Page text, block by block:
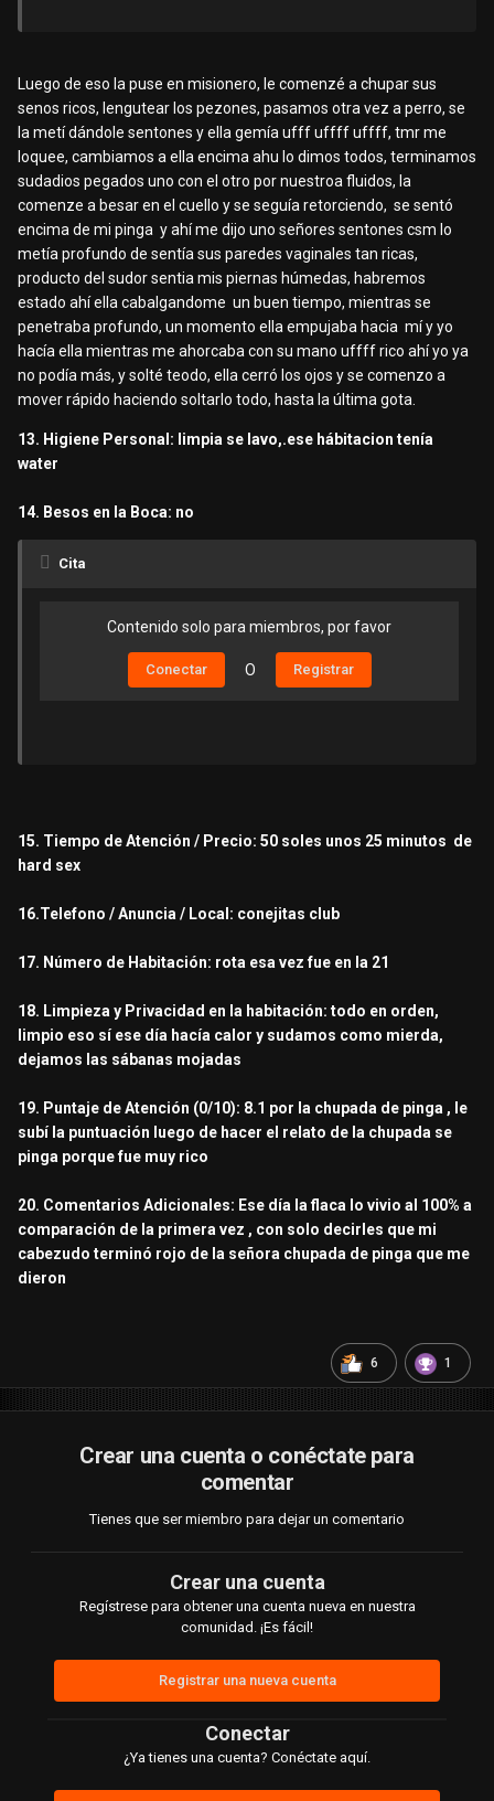
Luego de eso la puse en misionero, le comenzé a chupar sus
senos ricos, lengutear los pezones, pasamos otra vez a perro, se
la metí dándole sentones y ella gemía ufff uffff uffff, tmr me
loquee, cambiamos a ella encima ahu lo dimos todos, terminamos
sudadios pegados uno con el otro por nuestroa fluidos, la
comenze a besar en el cuello y se seguía retorciendo, se sentó
encima de mi pinga y ahí me dijo uno señores sentones csm lo
metía profundo de sentía sus paredes vaginales tan ricas,
producto del sudor sentia mis piernas húmedas, habremos
estado ahí ella cabalgandome un buen tiempo, mientras se
penetraba profundo, un momento ella empujaba hacia mí y yo
hacía ella mientras me ahorcaba con su mano uffff rico ahí yo ya
no podía más, y solté teodo, ella cerró los ojos y se comenzo a
mover rápido haciendo soltarlo todo, hasta la última gota.
13. Higiene Personal: limpia se lavo,.ese hábitacion tenía
water
14. Besos en la Boca: no
Cita
Contenido solo para miembros, por favor
Conectar O Registrar
15. Tiempo de Atención / Precio: 50 soles unos 25 minutos de
hard sex
16.Telefono / Anuncia / Local: conejitas club
17. Número de Habitación: rota esa vez fue en la 21
18. Limpieza y Privacidad en la habitación: todo en orden,
limpio eso sí ese día hacía calor y sudamos como mierda,
dejamos las sábanas mojadas
19. Puntaje de Atención (0/10): 8.1 por la chupada de pinga , le
subí la puntuación luego de hacer el relato de la chupada se
pinga porque fue muy rico
20. Comentarios Adicionales: Ese día la flaca lo vivio al 100% a
comparación de la primera vez , con solo decirles que mi
cabezudo terminó rojo de la señora chupada de pinga que me
dieron
6 1
Crear una cuenta o conéctate para
comentar
Tienes que ser miembro para dejar un comentario
Crear una cuenta
Regístrese para obtener una cuenta nueva en nuestra
comunidad. ¡Es fácil!
Registrar una nueva cuenta
Conectar
¿Ya tienes una cuenta? Conéctate aquí.